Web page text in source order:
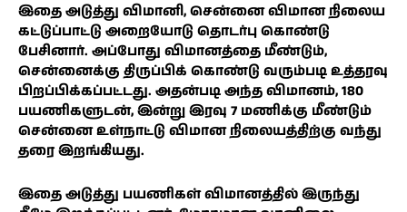
இதை அடுத்து விமானி, சென்னை விமான நிலைய
கட்டுப்பாட்டு அறையோடு தொடர்பு கொண்டு
பேசினார். அப்போது விமானத்தை மீண்டும்,
சென்னைக்கு திருப்பிக் கொண்டு வரும்படி உத்தரவு
பிறப்பிக்கப்பட்டது. அதன்படி அந்த விமானம், 180
பயணிகளுடன், இன்று இரவு 7 மணிக்கு மீண்டும்
சென்னை உள்நாட்டு விமான நிலையத்திற்கு வந்து
தரை இறங்கியது.
இதை அடுத்து பயணிகள் விமானத்தில் இருந்து